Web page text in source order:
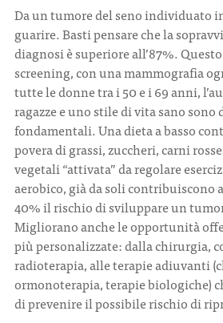
Da un tumore del seno individuato
guarire. Basti pensare che la
diagnosi è superiore all’87%.
screening, con una mammografia
tutte le donne tra i 50 e i 69 anni,
ragazze e uno stile di vita sano sono
fondamentali. Una dieta a basso
povera di grassi, zuccheri, carni
vegetali “attivata” da regolare
aerobico, già da soli contribuiscono
40% il rischio di sviluppare un
Migliorano anche le opportunità
più personalizzate: dalla chirurgia,
radioterapia, alle terapie adiuvanti
ormonoterapia, terapie biologiche)
di prevenire il possibile rischio di